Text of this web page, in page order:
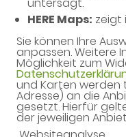
HERE Maps: zeigt
Sie können Ihre
anpassen. Weitere
Möglichkeit zum
und Karten werden
Adresse) an die
gesetzt. Hierfür
der jeweiligen
Dorstener
Eine Bearbeitung
Arzneimittel-